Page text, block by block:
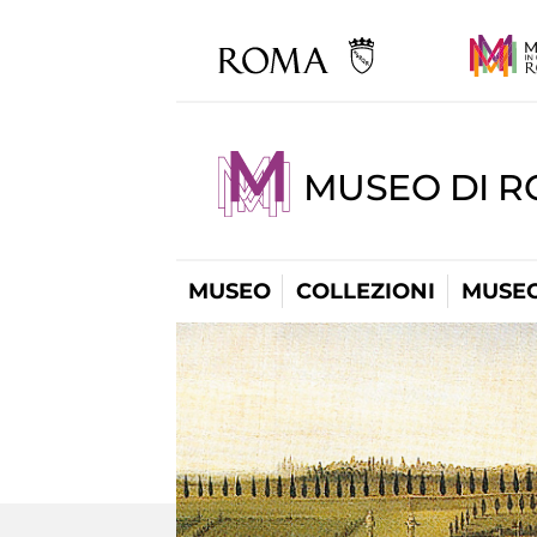
MUSEO DI
MUSEO COLLEZIONI